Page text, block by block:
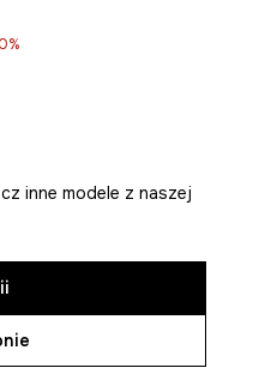
inne modele z naszej